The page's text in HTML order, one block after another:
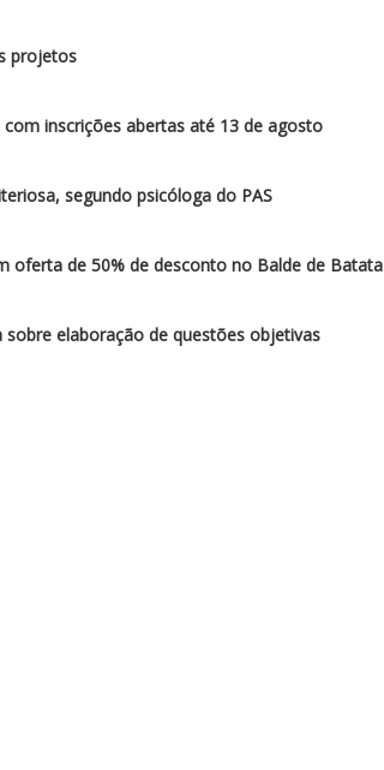
projetos
inscrições abertas até 13 de agosto
segundo psicóloga do PAS
oferta de 50% de desconto no Balde de Batata
elaboração de questões objetivas